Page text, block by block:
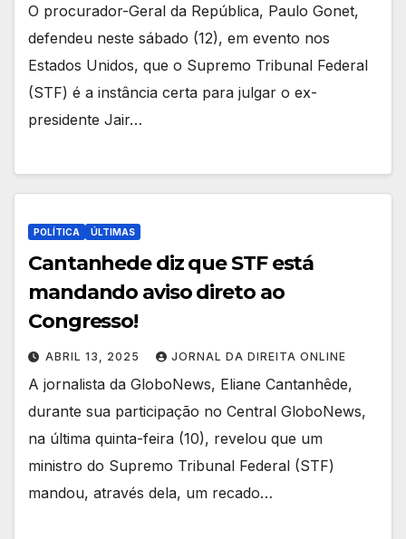
O procurador-Geral da República, Paulo Gonet,
defendeu neste sábado (12), em evento nos
Estados Unidos, que o Supremo Tribunal Federal
(STF) é a instância certa para julgar o ex-
presidente Jair…
POLÍTICA ÚLTIMAS
Cantanhede diz que STF está
mandando aviso direto ao
Congresso!
ABRIL 13, 2025 JORNAL DA DIREITA ONLINE
A jornalista da GloboNews, Eliane Cantanhêde,
durante sua participação no Central GloboNews,
na última quinta-feira (10), revelou que um
ministro do Supremo Tribunal Federal (STF)
mandou, através dela, um recado…